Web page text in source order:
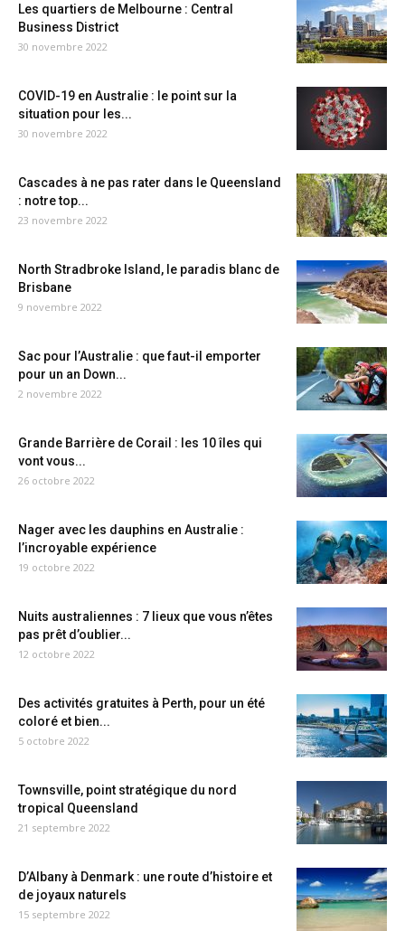
Les quartiers de Melbourne : Central
Business District
30 novembre 2022
COVID-19 en Australie : le point sur la
situation pour les...
30 novembre 2022
Cascades à ne pas rater dans le Queensland
: notre top...
23 novembre 2022
North Stradbroke Island, le paradis blanc de
Brisbane
9 novembre 2022
Sac pour l’Australie : que faut-il emporter
pour un an Down...
2 novembre 2022
Grande Barrière de Corail : les 10 îles qui
vont vous...
26 octobre 2022
Nager avec les dauphins en Australie :
l’incroyable expérience
19 octobre 2022
Nuits australiennes : 7 lieux que vous n’êtes
pas prêt d’oublier...
12 octobre 2022
Des activités gratuites à Perth, pour un été
coloré et bien...
5 octobre 2022
Townsville, point stratégique du nord
tropical Queensland
21 septembre 2022
D’Albany à Denmark : une route d’histoire et
de joyaux naturels
15 septembre 2022